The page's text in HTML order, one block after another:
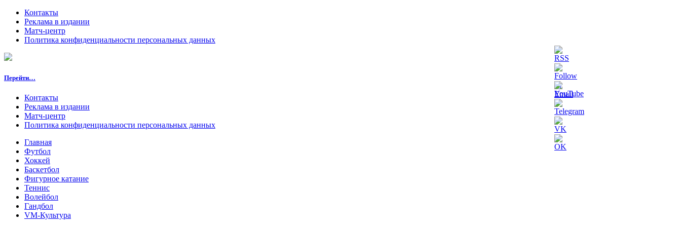
Контакты
Реклама в издании
Матч-центр
Политика конфиденциальности персональных данных
Перейти…
Контакты
Реклама в издании
Матч-центр
Политика конфиденциальности персональных данных
Главная
Футбол
Хоккей
Баскетбол
Фигурное катание
Теннис
Волейбол
Гандбол
VM-Культура